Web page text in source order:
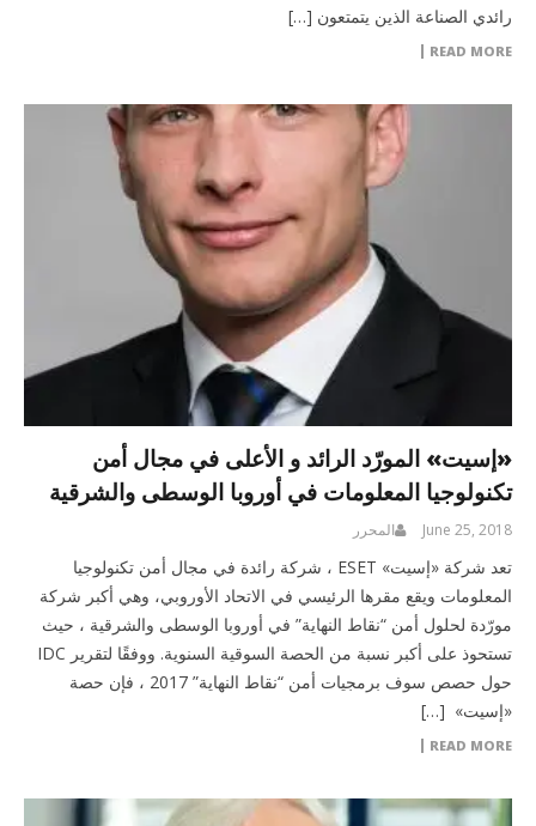
رائدي الصناعة الذين يتمتعون […]
READ MORE
«إسيت» المورّد الرائد و الأعلى في مجال أمن
تكنولوجيا المعلومات في أوروبا الوسطى والشرقية
June 25, 2018 المحرر
تعد شركة «إسيت» ESET ، شركة رائدة في مجال أمن تكنولوجيا
المعلومات ويقع مقرها الرئيسي في الاتحاد الأوروبي، وهي أكبر شركة
مورّدة لحلول أمن “نقاط النهاية” في أوروبا الوسطى والشرقية ، حيث
تستحوذ على أكبر نسبة من الحصة السوقية السنوية. ووفقًا لتقرير IDC
حول حصص سوف برمجيات أمن “نقاط النهاية” 2017 ، فإن حصة
«إسيت» […]
READ MORE